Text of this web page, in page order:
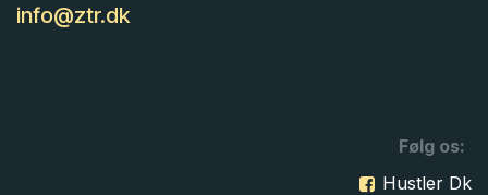
info@ztr.dk
Følg os:
Hustler Dk